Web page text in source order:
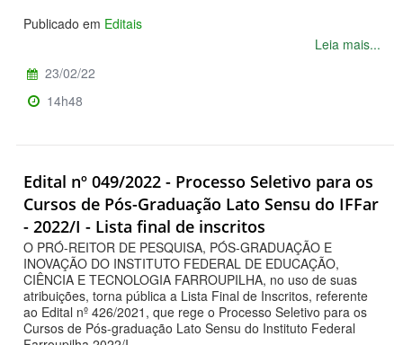
Publicado em Editais
Leia mais...
23/02/22
14h48
Edital nº 049/2022 - Processo Seletivo para os
Cursos de Pós-Graduação Lato Sensu do IFFar
- 2022/I - Lista final de inscritos
O PRÓ-REITOR DE PESQUISA, PÓS-GRADUAÇÃO E
INOVAÇÃO DO INSTITUTO FEDERAL DE EDUCAÇÃO,
CIÊNCIA E TECNOLOGIA FARROUPILHA, no uso de suas
atribuições, torna pública a Lista Final de Inscritos, referente
ao Edital nº 426/2021, que rege o Processo Seletivo para os
Cursos de Pós-graduação Lato Sensu do Instituto Federal